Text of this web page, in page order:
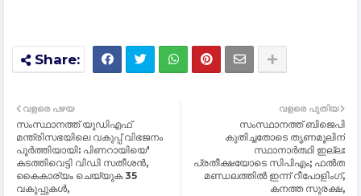
വളരെ പുതിയ
സംസ്ഥാനത്ത് ബിജെപി
കുതിച്ചതോടെ തൃണമൂലിന്
സ്ഥാനാര്‍ത്ഥി ഇല്ല:
പ്രതീക്ഷയോടെ സിപിഎം; ഫല്‍ത
മണ്ഡലത്തില്‍ ഇന്ന് റീപോളിംഗ്,
കനത്ത സുരക്ഷ,
വളരെ പഴയ
സംസ്ഥാനത്ത് യുഡിഎഫ്
മന്ത്രിസഭയിലെ വകുപ്പ് വിഭജനം
പൂര്‍ത്തിയായി: പിണറായിയെ'
കടത്തിവെട്ടി വിഡി സതീശന്‍,
കൈകാര്യം ചെയ്യുക 35
വകുപ്പുകള്‍,